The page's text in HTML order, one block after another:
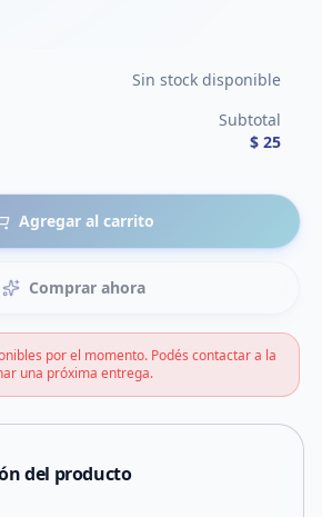
Sin stock disponible
Subtotal
$ 25
Agregar al carrito
Comprar ahora
por el momento. Podés contactar a la
una próxima entrega.
del producto